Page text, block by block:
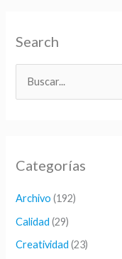
Search
a
o
r
Categorías
Archivo (192)
Calidad (29)
Creatividad (23)